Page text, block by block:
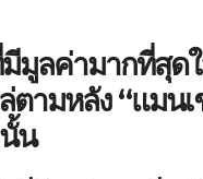
มูลค่ามากที่สุด
ตามหลัง “แมน
น